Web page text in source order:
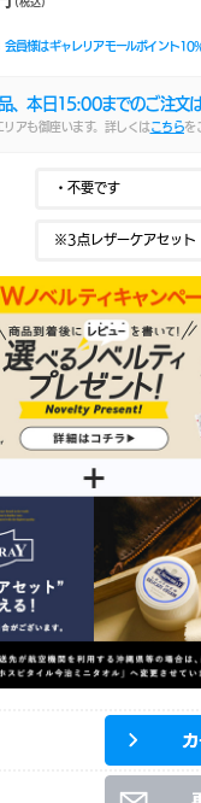
会員様はギャレリアモールポイント10
、本日 15:00までのご注文
アも御座います。詳しくは こちらを